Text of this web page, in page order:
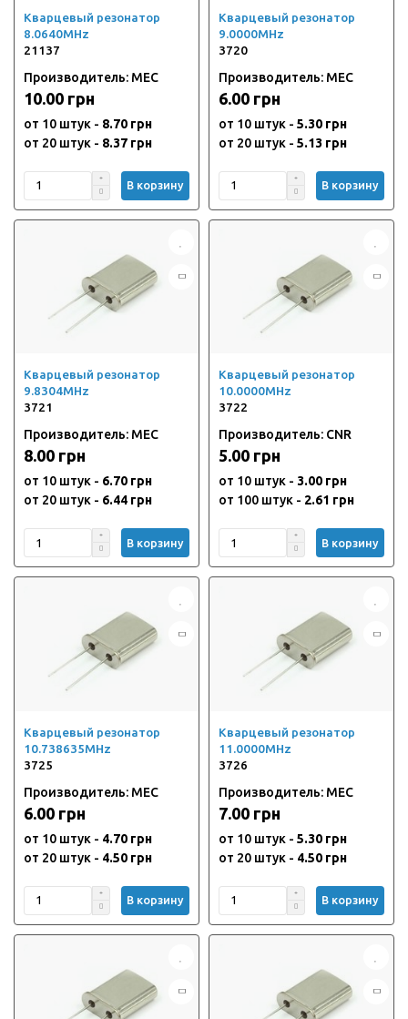
Кварцевый резонатор
8.0640MHz
21137
Производитель: MEC
10.00 грн
от 10 штук - 8.70 грн
от 20 штук - 8.37 грн
В корзину
Кварцевый резонатор
9.0000MHz
3720
Производитель: MEC
6.00 грн
от 10 штук - 5.30 грн
от 20 штук - 5.13 грн
В корзину
Кварцевый резонатор
9.8304MHz
3721
Производитель: MEC
8.00 грн
от 10 штук - 6.70 грн
от 20 штук - 6.44 грн
В корзину
Кварцевый резонатор
10.0000MHz
3722
Производитель: CNR
5.00 грн
от 10 штук - 3.00 грн
от 100 штук - 2.61 грн
В корзину
Кварцевый резонатор
10.738635MHz
3725
Производитель: MEC
6.00 грн
от 10 штук - 4.70 грн
от 20 штук - 4.50 грн
В корзину
Кварцевый резонатор
11.0000MHz
3726
Производитель: MEC
7.00 грн
от 10 штук - 5.30 грн
от 20 штук - 4.50 грн
В корзину